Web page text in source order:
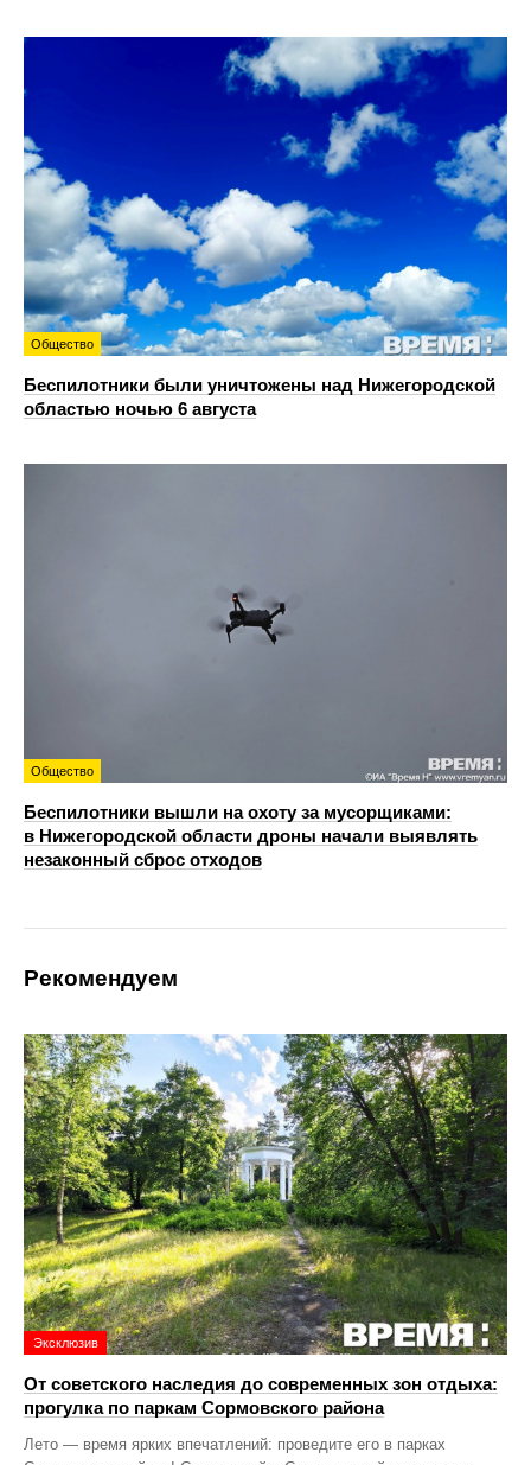
Общество
Беспилотники были уничтожены над Нижегородской
областью ночью 6 августа
Общество
Беспилотники вышли на охоту за мусорщиками:
в Нижегородской области дроны начали выявлять
незаконный сброс отходов
Рекомендуем
Эксклюзив
От советского наследия до современных зон отдыха:
прогулка по паркам Сормовского района
Лето — время ярких впечатлений: проведите его в парках